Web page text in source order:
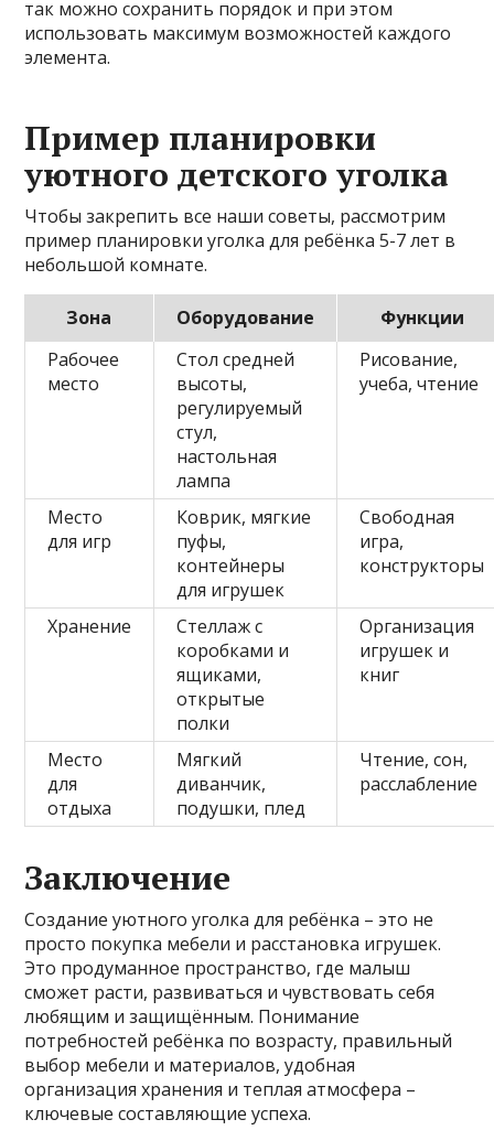
так можно сохранить порядок и при этом
использовать максимум возможностей каждого
элемента.
Пример планировки
уютного детского уголка
Чтобы закрепить все наши советы, рассмотрим
пример планировки уголка для ребёнка 5-7 лет в
небольшой комнате.
Зона Оборудование
Функции
Рабочее
место
Стол средней
высоты,
регулируемый
стул,
настольная
лампа
Рисование,
учеба, чтение
Место
для игр
Коврик, мягкие
пуфы,
контейнеры
для игрушек
Свободная
игра,
конструкторы
Хранение
Стеллаж с
коробками и
ящиками,
открытые
полки
Организация
игрушек и
книг
Место
для
отдыха
Мягкий
диванчик,
подушки, плед
Чтение, сон,
расслабление
Заключение
Создание уютного уголка для ребёнка – это не
просто покупка мебели и расстановка игрушек.
Это продуманное пространство, где малыш
сможет расти, развиваться и чувствовать себя
любящим и защищённым. Понимание
потребностей ребёнка по возрасту, правильный
выбор мебели и материалов, удобная
организация хранения и теплая атмосфера –
ключевые составляющие успеха.